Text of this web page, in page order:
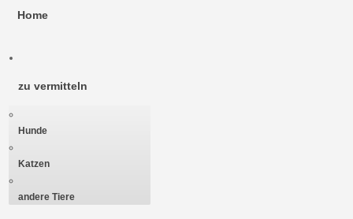
Home
zu vermitteln
Hunde
Katzen
andere Tiere